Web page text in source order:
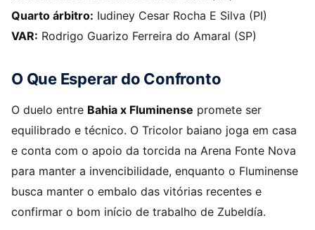
Quarto árbitro: Iudiney Cesar Rocha E Silva (PI)
VAR: Rodrigo Guarizo Ferreira do Amaral (SP)
O Que Esperar do Confronto
O duelo entre Bahia x Fluminense promete ser
equilibrado e técnico. O Tricolor baiano joga em casa
e conta com o apoio da torcida na Arena Fonte Nova
para manter a invencibilidade, enquanto o Fluminense
busca manter o embalo das vitórias recentes e
confirmar o bom início de trabalho de Zubeldía.